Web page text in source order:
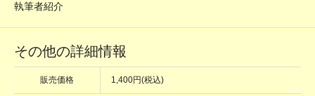
執筆者紹介
その他の詳細情報
販売価格 1,400円(税込)